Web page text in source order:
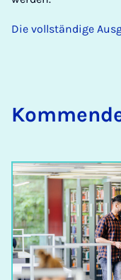
Die vollständige